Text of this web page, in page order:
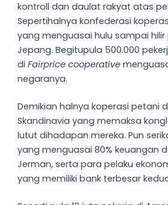
kontroll dan daulat rakyat atas
Sepertihalnya konfederasi
yang menguasai hulu sampai
Jepang. Begitupula 500.000
diFairprice cooperative
negaranya.
Demikian halnya koperasi petani
Skandinavia yang memaksa
lutut dihadapan mereka. Pun
yang menguasai 80% keuangan
Jerman, serta para pelaku
yang memiliki bank terbesar